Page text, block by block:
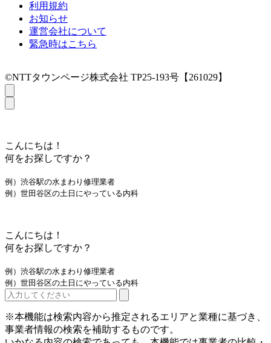
利用規約
お知らせ
運営会社について
緊急時はこちら
©NTTタウンページ株式会社 TP25-193号【261029】
こんにちは！
何をお探しですか？
例）渋谷駅の水まわり修理業者
例）世田谷区の土日にやっている内科
こんにちは！
何をお探しですか？
例）渋谷駅の水まわり修理業者
例）世田谷区の土日にやっている内科
※本機能は検索内容から推定されるエリアと業種に基づき、
事業者情報の検索を補助するものです。